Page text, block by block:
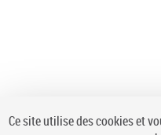
Ce site utilise des cookies et